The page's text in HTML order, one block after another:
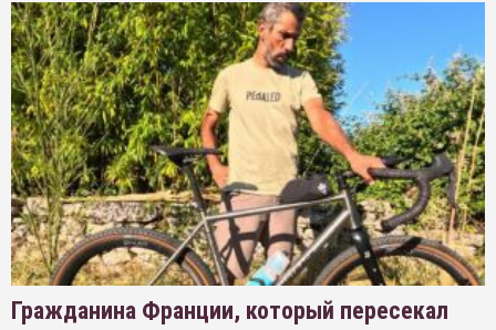
Гражданина Франции, который пересекал